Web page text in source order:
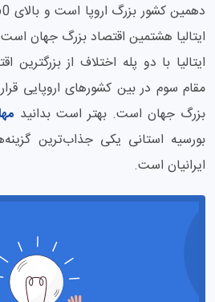
ایتالیا هشتمین اقتصاد بزرگ جهان
ایتالیا با دو پله اختلاف از بزرگترین
مقام سوم در بین کشورهای اروپایی
بزرگ جهان است. بهتر است بدانید
بورسیه استانی یکی جذاب‌ترین
ایرانیان است.